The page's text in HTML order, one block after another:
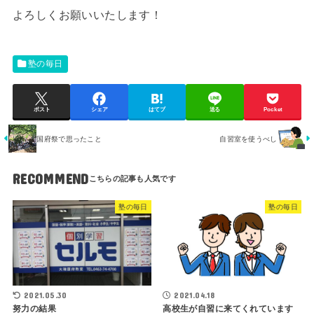
よろしくお願いいたします！
塾の毎日
ポスト シェア はてブ 送る Pocket
国府祭で思ったこと 自習室を使うべし
RECOMMEND
塾の毎日
2021.05.30
努力の結果
塾の毎日
2021.04.18
高校生が自習に来てくれています